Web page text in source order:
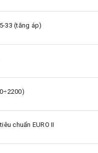
33 (tăng áp)
chuẩn EURO II